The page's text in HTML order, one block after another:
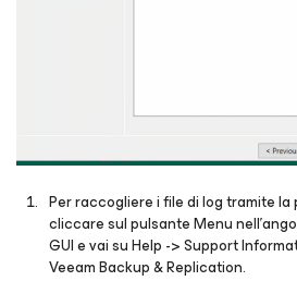
Per raccogliere i file di log tramite
cliccare sul pulsante Menu
GUI e vai su Help -> Support
Veeam Backup & Replication.